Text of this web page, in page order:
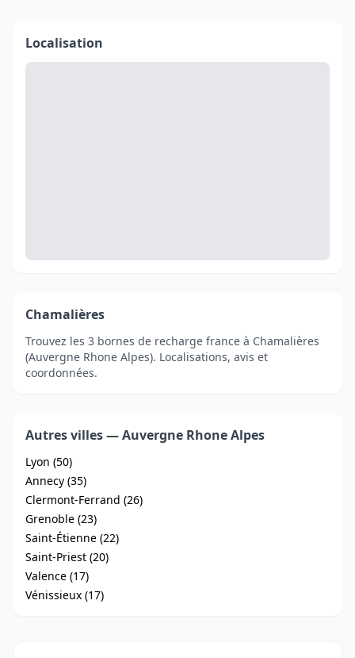
Localisation
Chamalières
Trouvez les 3 bornes de recharge france à Chamalières
(Auvergne Rhone Alpes). Localisations, avis et
coordonnées.
Autres villes — Auvergne Rhone Alpes
Lyon (50)
Annecy (35)
Clermont-Ferrand (26)
Grenoble (23)
Saint-Étienne (22)
Saint-Priest (20)
Valence (17)
Vénissieux (17)